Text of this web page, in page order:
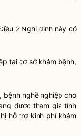
2 Nghị định này có
tại cơ sở khám bệnh,
bệnh nghề nghiệp cho
được tham gia tính
hỗ trợ kinh phí khám